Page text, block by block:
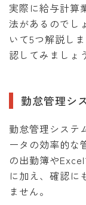
実際に給与計算
法があるのでし
いて5つ解説し
認してみましょ
勤怠管理シ
勤怠管理システ
ータの効率的な
の出勤簿や
に加え、確認に
ません。